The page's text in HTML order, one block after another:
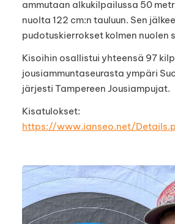
ammutaan alkukilpailussa 50
nuolta 122 cm:n tauluun. Sen
pudotuskierrokset kolmen nuolen
Kisoihin osallistui yhteensä 97
jousiammuntaseurasta ympäri
järjesti Tampereen Jousiampujat.
Kisatulokset:
https://www.ianseo.net/